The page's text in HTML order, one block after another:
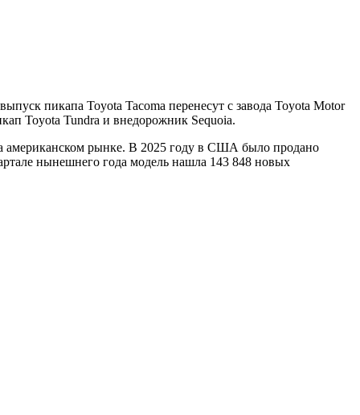
пикапа Toyota Tacoma перенесут с завода Toyota Motor
Toyota Tundra и внедорожник Sequoia.
американском рынке. В 2025 году в США было продано
нынешнего года модель нашла 143 848 новых